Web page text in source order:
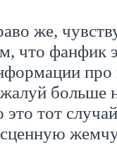
же,
что фанфик
про
больше
это тот